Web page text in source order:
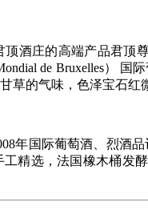
酒庄的高端产品君顶
de Bruxelles）
的气味，色泽宝石红
年国际葡萄酒、烈酒
精选，法国橡木桶发